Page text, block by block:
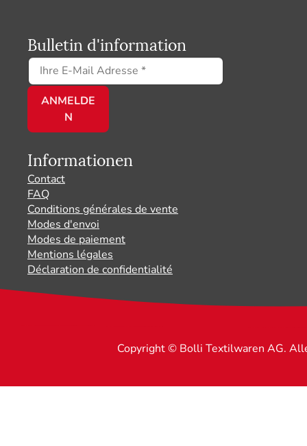
Bulletin d'information
Informationen
Contact
FAQ
Conditions générales de vente
Modes d'envoi
Modes de paiement
Mentions légales
Déclaration de confidentialité
Copyright © Bolli Textilwaren AG.